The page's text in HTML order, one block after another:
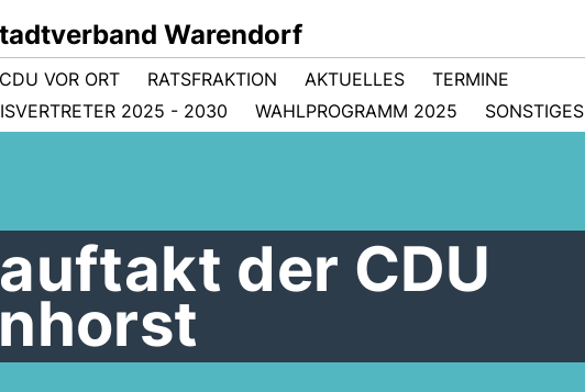
Warendorf
CDU VOR ORT RATSFRAKTION AKTUELLES
TERMINE
2025 - 2030
WAHLPROGRAMM 2025 SONSTIGES
der CDU